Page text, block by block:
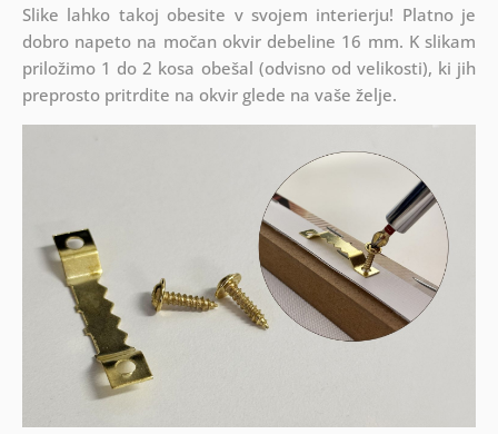
Slike lahko takoj obesite v svojem interierju! Platno je
dobro napeto na močan okvir debeline 16 mm. K slikam
priložimo 1 do 2 kosa obešal (odvisno od velikosti), ki jih
preprosto pritrdite na okvir glede na vaše želje.